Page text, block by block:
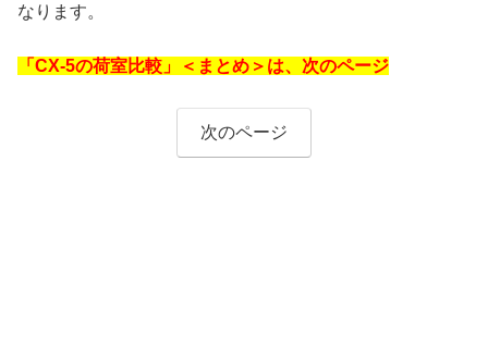
なります。
「CX-5の荷室比較」＜まとめ＞は、次のページ
次のページ